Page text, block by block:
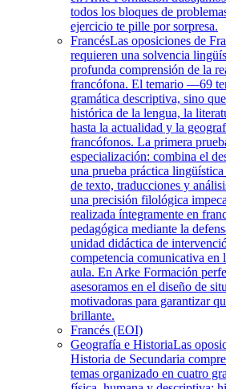
todos los bloques de
ejercicio te pille por sorpresa.
FrancésLas oposiciones de
requieren una solvencia
profunda comprensión de la
francófona. El temario —69
gramática descriptiva, sino
histórica de la lengua, la
hasta la actualidad y la
francófonos. La primera
especialización: combina el
una prueba práctica
de texto, traducciones y
una precisión filológica
realizada íntegramente en
pedagógica mediante la
unidad didáctica de
competencia comunicativa en
aula. En Arke Formación
asesoramos en el diseño de
motivadoras para garantizar
brillante.
Francés (EOI)
Geografía e HistoriaLas
Historia de Secundaria
temas organizado en cuatro